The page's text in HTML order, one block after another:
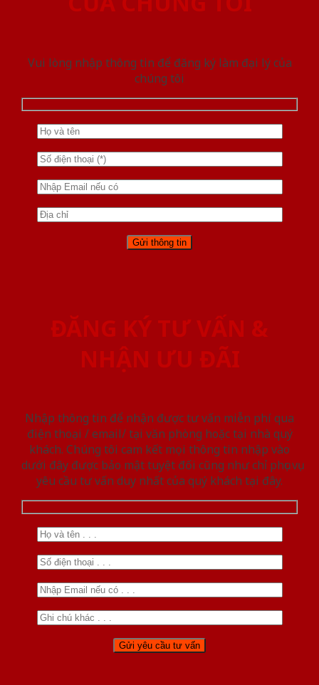
Vui lòng nhập thông tin để đăng ký làm đại lý của
chúng tôi
ĐĂNG KÝ TƯ VẤN &
NHẬN ƯU ĐÃI
Nhập thông tin để nhận được tư vấn miễn phí qua
điện thoại / email/ tại văn phòng hoặc tại nhà quý
khách. Chúng tôi cam kết mọi thông tin nhập vào
dưới đây được bảo mật tuyệt đối cũng như chỉ phục vụ
yêu cầu tư vấn duy nhất của quý khách tại đây.